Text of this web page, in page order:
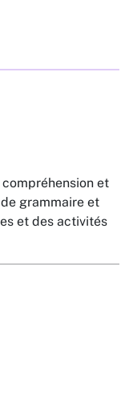
et
grammaire et
et des activités